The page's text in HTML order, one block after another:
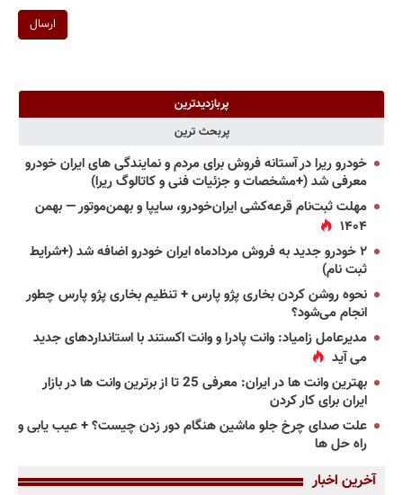
ارسال
پربازدیدترین
پربحث ترین
خودرو ریرا در آستانه فروش برای مردم و نمایندگی های ایران خودرو
معرفی شد (+مشخصات و جزئیات فنی و کاتالوگ ریرا)
مهلت ثبت‌نام قرعه‌کشی ایران‌خودرو، سایپا و بهمن‌موتور — بهمن
۱۴۰۴
۲ خودرو جدید به فروش مردادماه ایران خودرو اضافه شد (+شرایط
ثبت نام)
نحوه روشن کردن بخاری پژو پارس + تنظیم بخاری پژو پارس چطور
انجام می‌شود؟
مدیرعامل زامیاد: وانت پادرا و وانت اکستند با استانداردهای جدید
می آید
بهترین وانت ها در ایران: معرفی 25 تا از برترین وانت ها در بازار
ایران برای کار کردن
علت صدای چرخ جلو ماشین هنگام دور زدن چیست؟ + عیب یابی و
راه حل ها
آخرین اخبار